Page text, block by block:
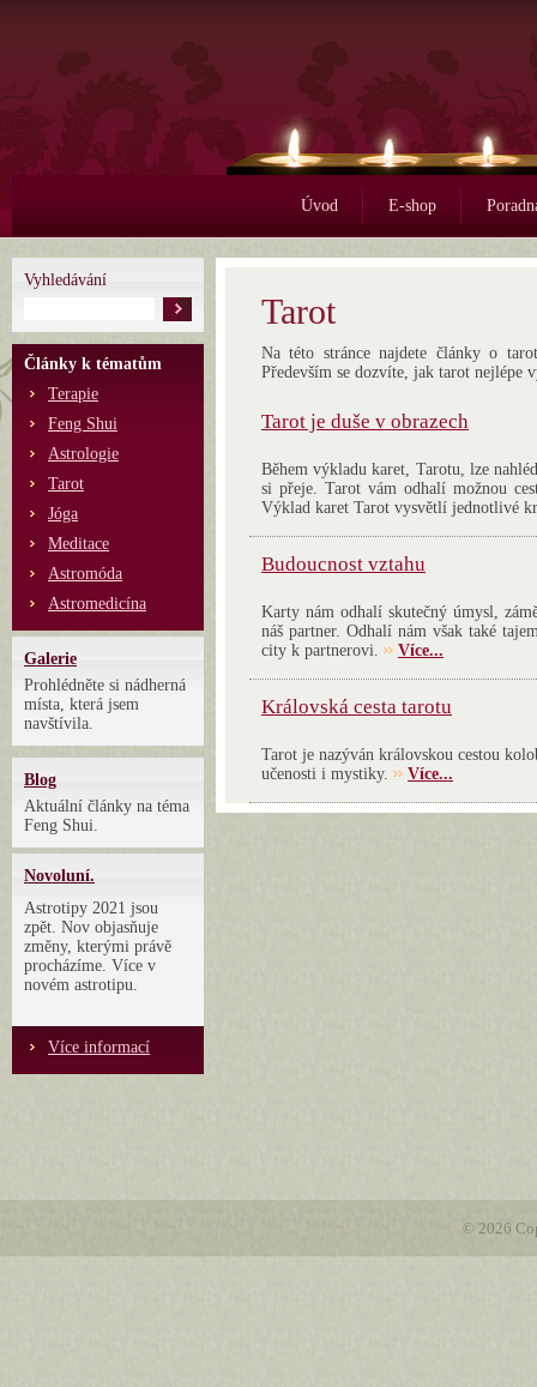
Úvod E-shop
Vyhledávání
Články k tématům
Terapie
Feng Shui
Astrologie
Tarot
Jóga
Meditace
Astromóda
Astromedicína
Galerie
Prohlédněte si nádherná
místa, která jsem
navštívila.
Blog
Aktuální články na téma
Feng Shui.
Novoluní.
Astrotipy 2021 jsou
zpět. Nov objasňuje
změny, kterými právě
procházíme. Více v
novém astrotipu.
Více informací
Tarot
Na této stránce najdete články o
Především se dozvíte, jak tarot nejlépe
Tarot je duše v obrazech
Během výkladu karet, Tarotu, lze
si přeje. Tarot vám odhalí možnou
Výklad karet Tarot vysvětlí jednotlivé
Budoucnost vztahu
Karty nám odhalí skutečný úmysl,
náš partner. Odhalí nám však také
city k partnerovi.
Více...
Královská cesta tarotu
Tarot je nazýván královskou cestou
učenosti i mystiky.
Více...
© 2026